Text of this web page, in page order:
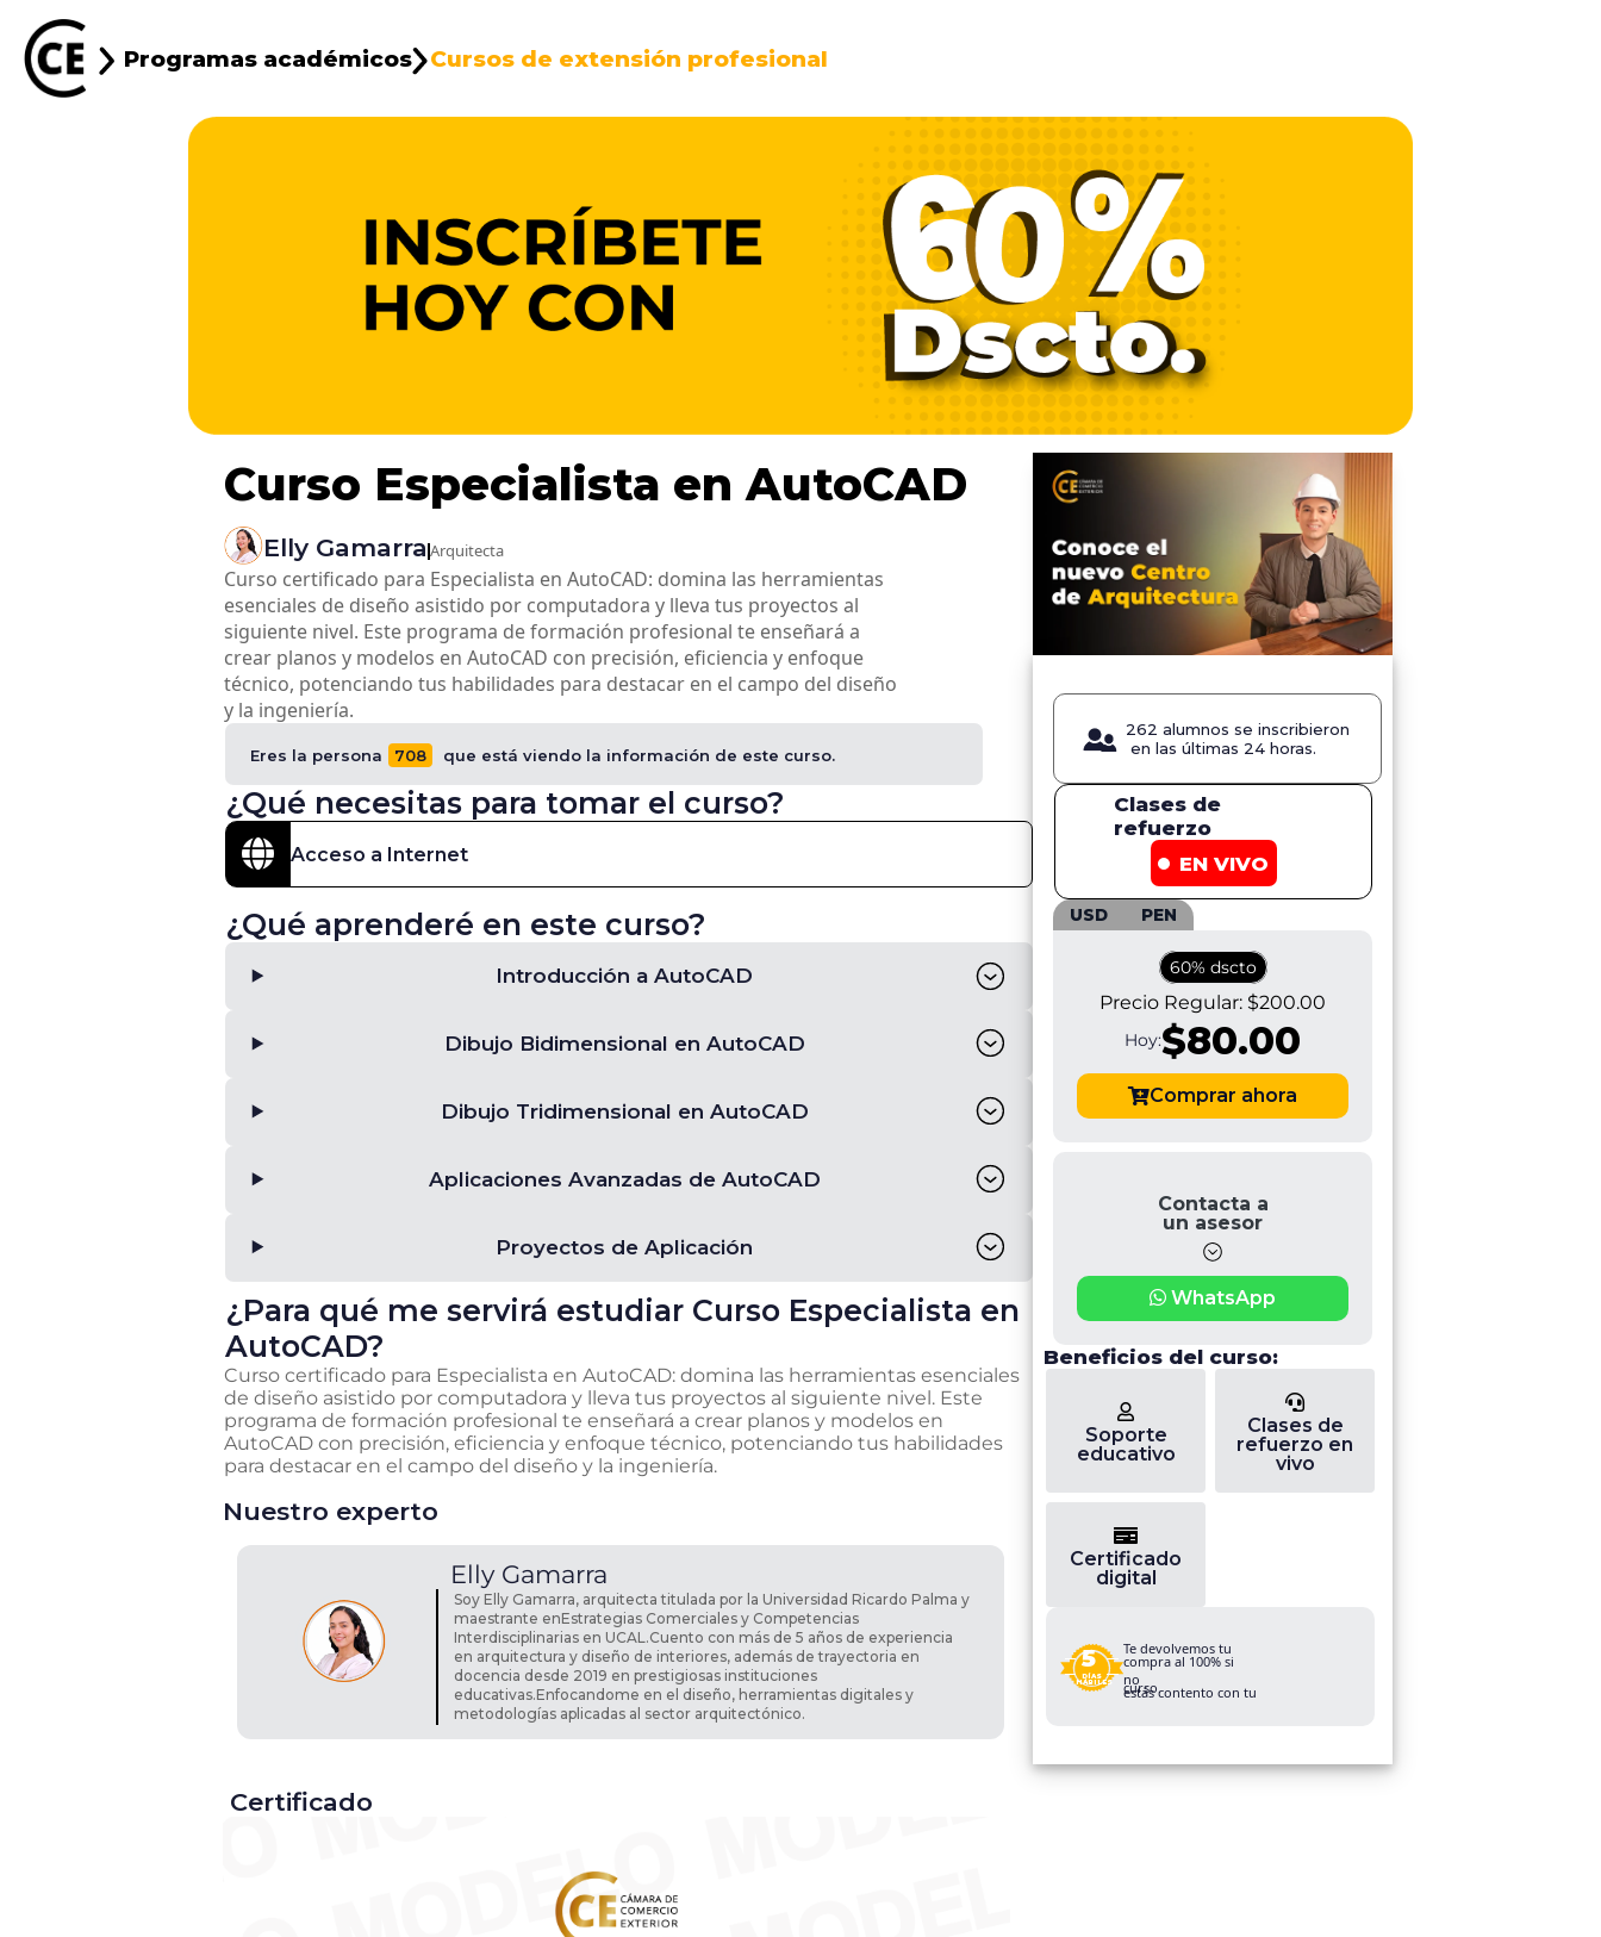
Programas académicos Cursos de extensión profesional
Curso Especialista en AutoCAD
Elly Gamarra Arquitecta
Curso certificado para Especialista en AutoCAD: domina las herramientas
esenciales de diseño asistido por computadora y lleva tus proyectos al
siguiente nivel. Este programa de formación profesional te enseñará a
crear planos y modelos en AutoCAD con precisión, eficiencia y enfoque
técnico, potenciando tus habilidades para destacar en el campo del diseño
y la ingeniería.
Eres la persona 708 que está viendo la información de este curso.
¿Qué necesitas para tomar el curso?
Acceso a Internet
¿Qué aprenderé en este curso?
Introducción a AutoCAD
Dibujo Bidimensional en AutoCAD
Dibujo Tridimensional en AutoCAD
Aplicaciones Avanzadas de AutoCAD
Proyectos de Aplicación
¿Para qué me servirá estudiar Curso Especialista en
AutoCAD?
Curso certificado para Especialista en AutoCAD: domina las herramientas esenciales
de diseño asistido por computadora y lleva tus proyectos al siguiente nivel. Este
programa de formación profesional te enseñará a crear planos y modelos en
AutoCAD con precisión, eficiencia y enfoque técnico, potenciando tus habilidades
para destacar en el campo del diseño y la ingeniería.
Nuestro experto
Elly Gamarra
Soy Elly Gamarra, arquitecta titulada por la Universidad Ricardo Palma y
maestrante enEstrategias Comerciales y Competencias
Interdisciplinarias en UCAL.Cuento con más de 5 años de experiencia
en arquitectura y diseño de interiores, además de trayectoria en
docencia desde 2019 en prestigiosas instituciones
educativas.Enfocandome en el diseño, herramientas digitales y
metodologías aplicadas al sector arquitectónico.
Certificado
262 alumnos se inscribieron
en las últimas 24 horas.
Clases de
refuerzo
EN VIVO
USD PEN
60% dscto
Precio Regular: $200.00
Hoy:$80.00
Comprar ahora
Contacta a
un asesor
WhatsApp
Beneficios del curso:
Soporte
educativo
Clases de
refuerzo en
vivo
Certificado
digital
5
DÍAS
HÁBILES
Te devolvemos tu
compra al 100% si
no
estás contento con tu
curso.